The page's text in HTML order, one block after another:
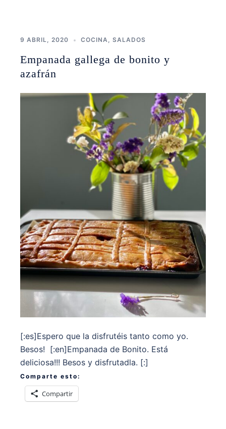
9 ABRIL, 2020 COCINA SALADOS
Empanada gallega de bonito y
azafrán
[:es]Espero que la disfrutéis tanto como yo.
Besos! [:en]Empanada de Bonito. Está
deliciosa!!! Besos y disfrutadla. [:]
Comparte esto:
Compartir